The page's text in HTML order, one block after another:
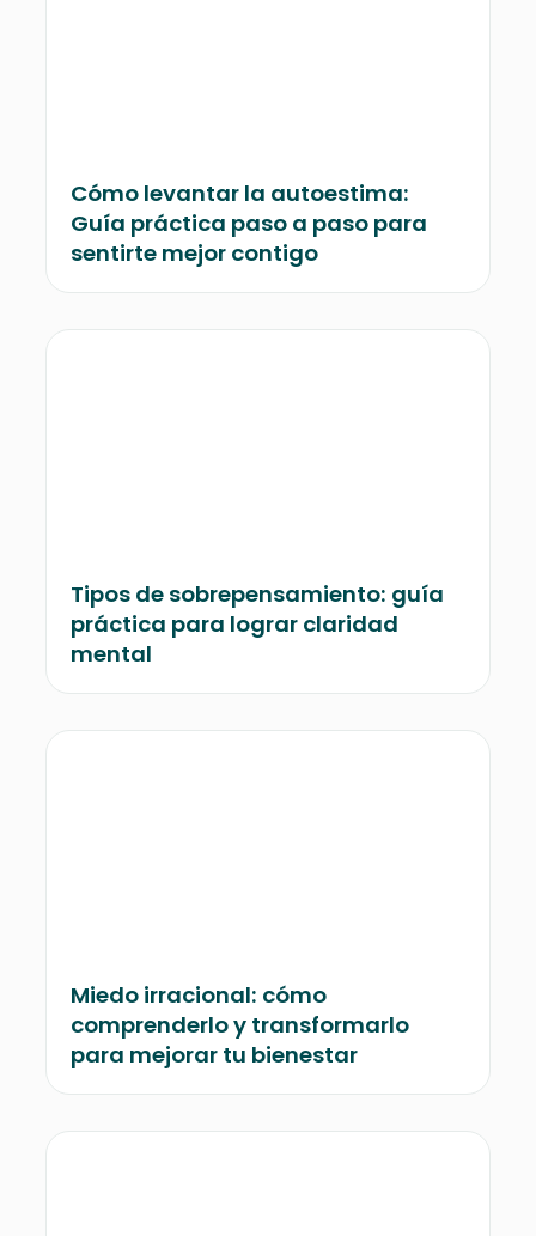
Cómo levantar la autoestima:
Guía práctica paso a paso para
sentirte mejor contigo
Tipos de sobrepensamiento: guía
práctica para lograr claridad
mental
Miedo irracional: cómo
comprenderlo y transformarlo
para mejorar tu bienestar